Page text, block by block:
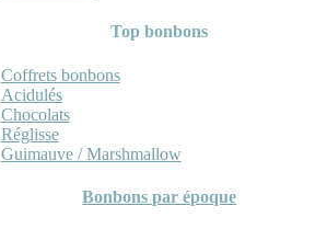
Top bonbons
Coffrets bonbons
Acidulés
Chocolats
Réglisse
Guimauve / Marshmallow
Bonbons par époque